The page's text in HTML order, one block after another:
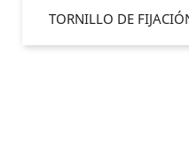
TORNILLO DE